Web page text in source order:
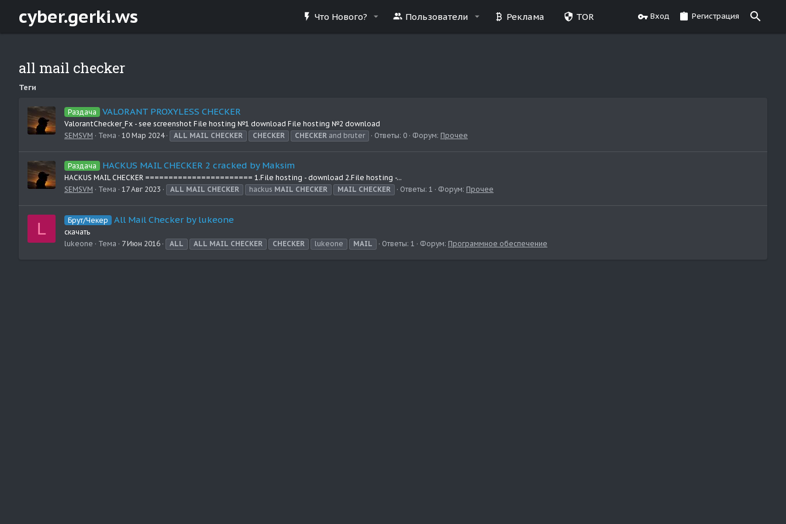
cyber.gerki.ws Что Нового? Пользователи Реклама TOR Вход Регистрация
all mail checker
Теги
Раздача VALORANT PROXYLESS CHECKER
ValorantChecker_Fx - see screenshot File hosting №1 download File hosting №2 download
SEMSVM
Тема 10 Мар 2024 ALL MAIL CHECKER CHECKER CHECKER and bruter Ответы: 0 Форум: Прочее
Раздача HACKUS MAIL CHECKER 2 cracked by Maksim
HACKUS MAIL CHECKER ======================= 1.File hosting - download 2.File hosting -...
SEMSVM
Тема 17 Авг 2023 ALL MAIL CHECKER hackus MAIL CHECKER MAIL CHECKER Ответы: 1 Форум: Прочее
L Брут/Чекер All Mail Checker by lukeone
скачать
lukeone
Тема 7 Июн 2016 ALL ALL MAIL CHECKER CHECKER lukeone MAIL Ответы: 1 Форум: Программное обеспечение